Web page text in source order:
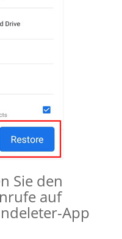
Sie den
auf
App